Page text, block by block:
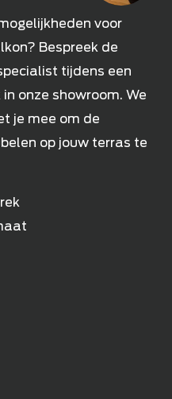
voor
Bespreek de
tijdens een
onze showroom. We
je mee om de
op jouw terras te